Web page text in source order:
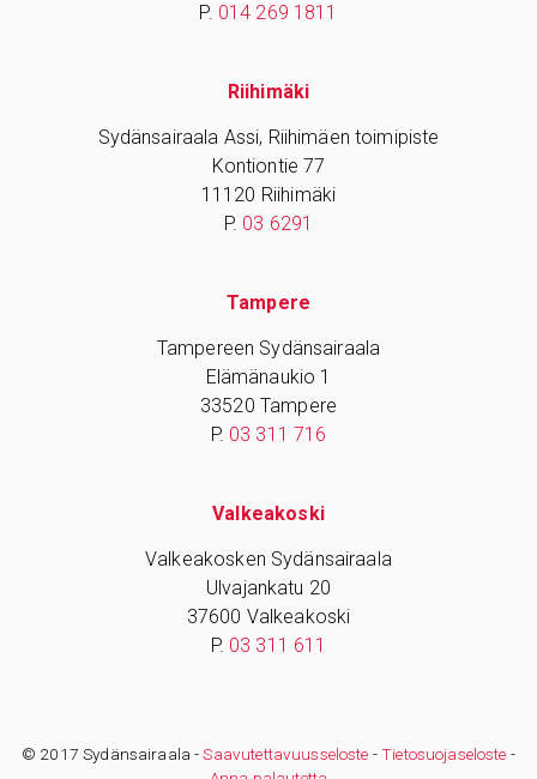
P. 014 269 1811
Riihimäki
Sydänsairaala Assi, Riihimäen toimipiste
Kontiontie 77
11120 Riihimäki
P. 03 6291
Tampere
Tampereen Sydänsairaala
Elämänaukio 1
33520 Tampere
P. 03 311 716
Valkeakoski
Valkeakosken Sydänsairaala
Ulvajankatu 20
37600 Valkeakoski
P. 03 311 611
© 2017 Sydänsairaala -Saavutettavuusseloste -Tietosuojaseloste -